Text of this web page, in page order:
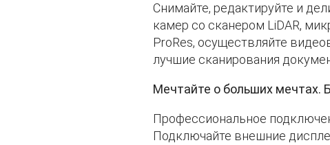
Снимайте, редактируйте и
камер со сканером LiDAR,
ProRes, осуществляйте
лучшие сканирования
Мечтайте о больших мечтах.
Профессиональное
Подключайте внешние